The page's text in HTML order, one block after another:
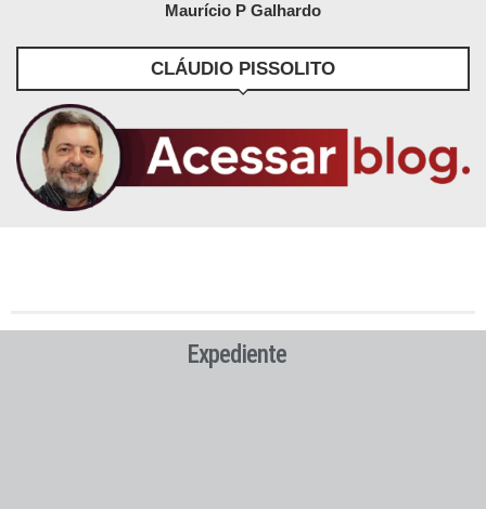
Maurício P Galhardo
CLÁUDIO PISSOLITO
Expediente